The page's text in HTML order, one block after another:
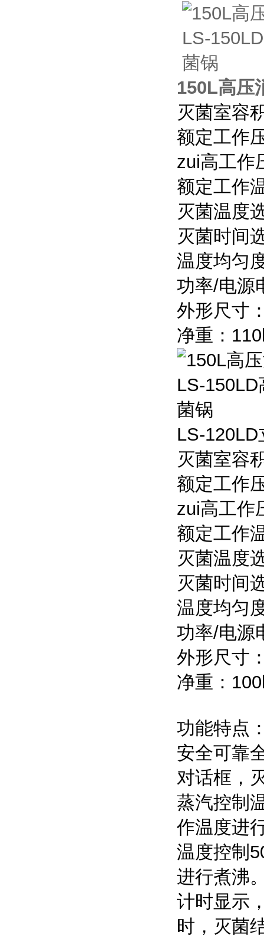
150L高压
灭菌室容
额定工作
zui高工作
额定工作
灭菌温度
灭菌时间
温度均匀
功率/电源
外形尺寸
净重：
LS-
灭菌室容
额定工作
zui高工作
额定工作
灭菌温度
灭菌时间
温度均匀
功率/电源
外形尺寸
净重：
功能特点
安全可靠
对话框，
蒸汽控制
作温度进
温度控制
进行煮沸
计时显示
时，灭菌